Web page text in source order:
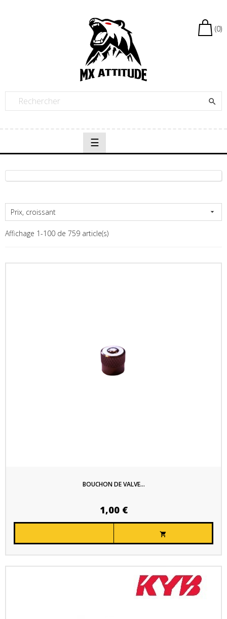

(0)
Basculer
la
☰
Prix, croissant 
Affichage 1-100 de 759 article(s)
BOUCHON DE VALVE...
1,00 €
